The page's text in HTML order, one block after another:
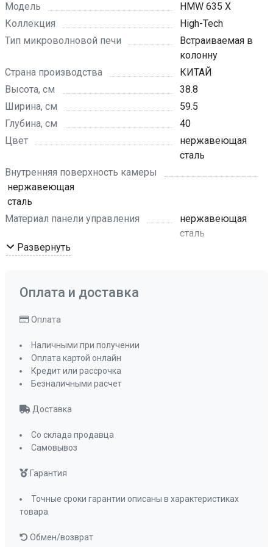
Модель
HMW 635 X
Коллекция
High-Tech
Тип микроволновой печи
Встраиваемая в
колонну
Страна производства
КИТАЙ
Высота, см
38.8
Ширина, см
59.5
Глубина, см
40
Цвет
нержавеющая
сталь
Внутренняя поверхность камеры
нержавеющая
сталь
Материал панели управления
нержавеющая
сталь
Материал фасада
Мощность микроволн, Вт
Поворотный стол
Принадлежности
Уровни мощности
Автоматические программы
Мощность гриля, Вт
Таймер
да
Часы
Развернуть
Оплата и доставка
Оплата
Наличными при получении
Оплата картой онлайн
Кредит или рассрочка
Безналичными расчет
Доставка
Со склада продавца
Самовывоз
Гарантия
Точные сроки гарантии описаны в характеристиках
товара
Обмен/возврат